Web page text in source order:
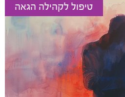
טיפול לקהילה הגאה